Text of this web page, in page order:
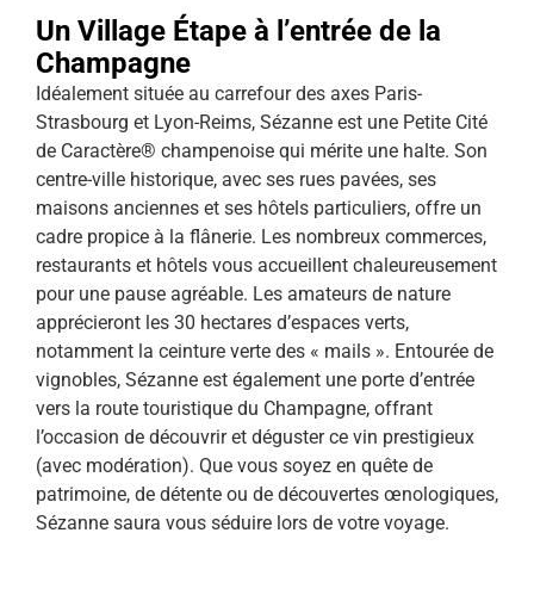
Un Village Étape à l’entrée de la
Champagne
Idéalement située au carrefour des axes Paris-
Strasbourg et Lyon-Reims, Sézanne est une Petite Cité
de Caractère® champenoise qui mérite une halte. Son
centre-ville historique, avec ses rues pavées, ses
maisons anciennes et ses hôtels particuliers, offre un
cadre propice à la flânerie. Les nombreux commerces,
restaurants et hôtels vous accueillent chaleureusement
pour une pause agréable. Les amateurs de nature
apprécieront les 30 hectares d’espaces verts,
notamment la ceinture verte des « mails ». Entourée de
vignobles, Sézanne est également une porte d’entrée
vers la route touristique du Champagne, offrant
l’occasion de découvrir et déguster ce vin prestigieux
(avec modération). Que vous soyez en quête de
patrimoine, de détente ou de découvertes œnologiques,
Sézanne saura vous séduire lors de votre voyage.